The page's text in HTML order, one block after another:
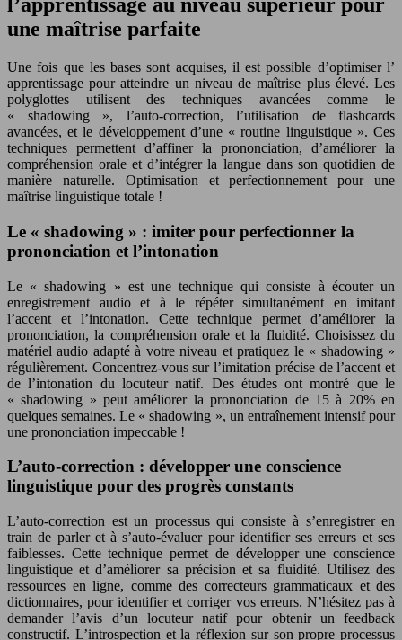
l’apprentissage au niveau supérieur pour
une maîtrise parfaite
Une fois que les bases sont acquises, il est possible d’optimiser l’
apprentissagepour atteindre un niveau de maîtrise plus élevé. Les
polyglottes utilisent des techniques avancées comme le
« shadowing », l’auto-correction, l’utilisation de flashcards
avancées, et le développement d’une « routine linguistique ». Ces
techniques permettent d’affiner la prononciation, d’améliorer la
compréhension orale et d’intégrer la langue dans son quotidien de
manière naturelle. Optimisation et perfectionnement pour une
maîtrise linguistique totale !
Le « shadowing » : imiter pour perfectionner la
prononciation et l’intonation
Le « shadowing » est une technique qui consiste à écouter un
enregistrement audio et à le répéter simultanément en imitant
l’accent et l’intonation. Cette technique permet d’améliorer la
prononciation, la compréhension orale et la fluidité. Choisissez du
matériel audio adapté à votre niveau et pratiquez le « shadowing »
régulièrement. Concentrez-vous sur l’imitation précise de l’accent et
de l’intonation du locuteur natif. Des études ont montré que le
« shadowing » peut améliorer la prononciation de 15 à 20%en
quelques semaines. Le « shadowing », un entraînement intensif pour
une prononciation impeccable !
L’auto-correction : développer une conscience
linguistique pour des progrès constants
L’auto-correction est un processus qui consiste à s’enregistrer en
train de parler et à s’auto-évaluer pour identifier ses erreurs et ses
faiblesses. Cette technique permet de développer une conscience
linguistique et d’améliorer sa précision et sa fluidité. Utilisez des
ressources en ligne, comme des correcteurs grammaticaux et des
dictionnaires, pour identifier et corriger vos erreurs. N’hésitez pas à
demander l’avis d’un locuteur natif pour obtenir un feedback
constructif. L’introspection et la réflexion sur son propre processus